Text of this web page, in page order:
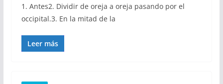
1. Antes2. Dividir de oreja a oreja pasando por el
occipital.3. En la mitad de la
Leer más